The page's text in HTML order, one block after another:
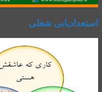
استعدادیابی شغلی